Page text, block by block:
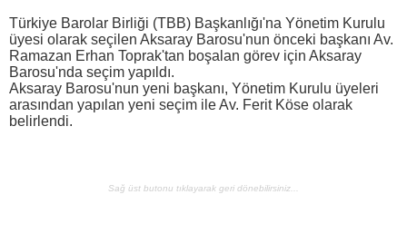
Türkiye Barolar Birliği (TBB) Başkanlığı'na Yönetim Kurulu
üyesi olarak seçilen Aksaray Barosu'nun önceki başkanı Av.
Ramazan Erhan Toprak'tan boşalan görev için Aksaray
Barosu'nda seçim yapıldı.
Aksaray Barosu'nun yeni başkanı, Yönetim Kurulu üyeleri
arasından yapılan yeni seçim ile Av. Ferit Köse olarak
belirlendi.
Sağ üst butonu tıklayarak geri dönebilirsiniz...